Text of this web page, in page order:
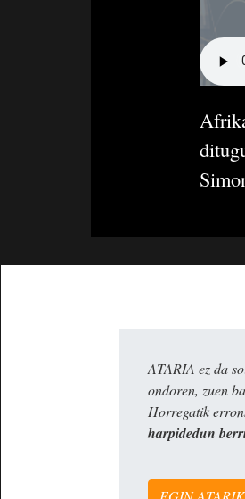
ATARIA ez da
ondoren, zuen
Horregatik
harpidedun